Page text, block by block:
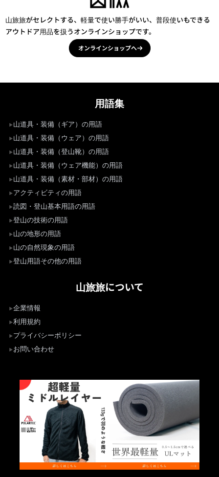
山旅旅がセレクトする、軽量で使い勝手がいい、普段使いもできる
アウトドア用品を扱うオンラインショップです。
オンラインショップへ
用語集
山道具・装備（ギア）の用語
山道具・装備（ウェア）の用語
山道具・装備（登山靴）の用語
山道具・装備（ウェア機能）の用語
山道具・装備（素材・部材）の用語
アクティビティの用語
読図・登山基本用語の用語
登山の技術の用語
山の地形の用語
山の自然現象の用語
登山用語その他の用語
山旅旅について
企業情報
利用規約
プライバシーポリシー
お問い合わせ